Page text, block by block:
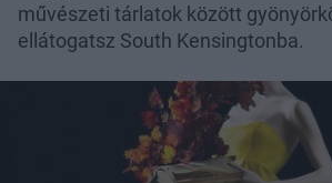
művészeti tárlatok között
ellátogatsz South Kensingtonba.